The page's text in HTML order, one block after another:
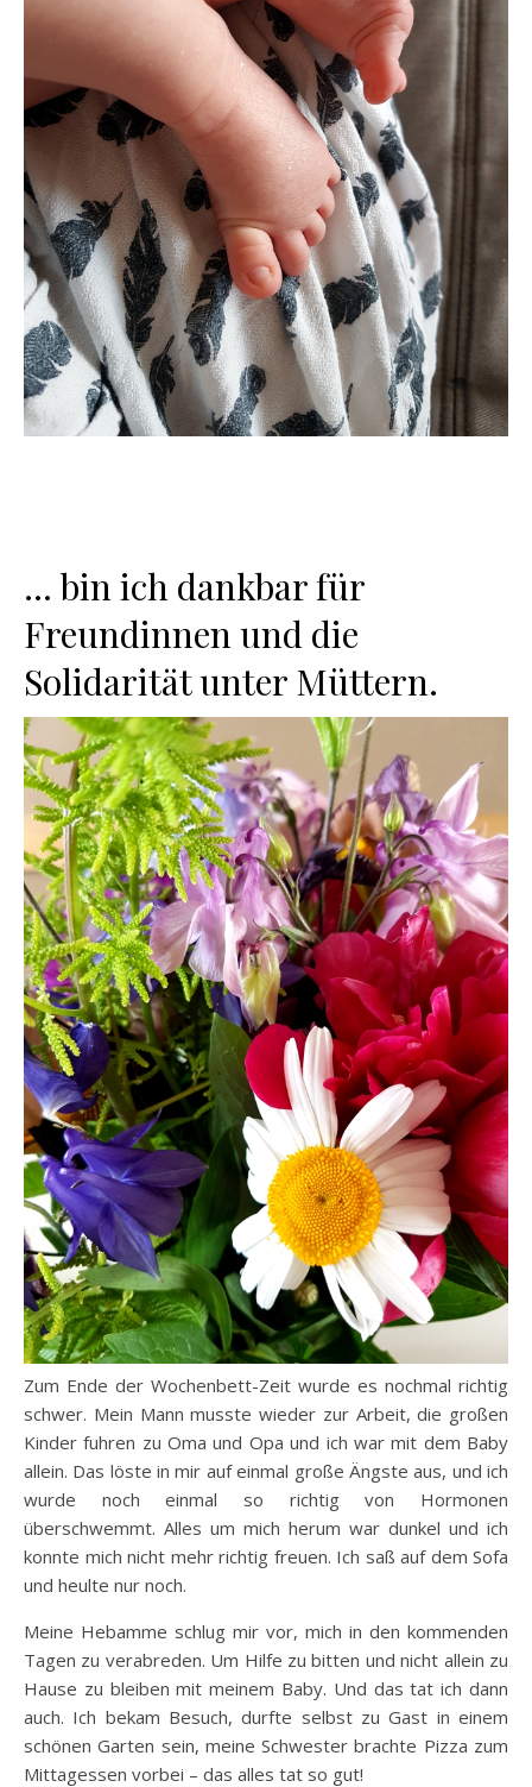
… bin ich dankbar für
Freundinnen und die
Solidarität unter Müttern.
Zum Ende der Wochenbett-Zeit wurde es nochmal richtig
schwer. Mein Mann musste wieder zur Arbeit, die großen
Kinder fuhren zu Oma und Opa und ich war mit dem Baby
allein. Das löste in mir auf einmal große Ängste aus, und ich
wurde noch einmal so richtig von Hormonen
überschwemmt. Alles um mich herum war dunkel und ich
konnte mich nicht mehr richtig freuen. Ich saß auf dem Sofa
und heulte nur noch.
Meine Hebamme schlug mir vor, mich in den kommenden
Tagen zu verabreden. Um Hilfe zu bitten und nicht allein zu
Hause zu bleiben mit meinem Baby. Und das tat ich dann
auch. Ich bekam Besuch, durfte selbst zu Gast in einem
schönen Garten sein, meine Schwester brachte Pizza zum
Mittagessen vorbei – das alles tat so gut!